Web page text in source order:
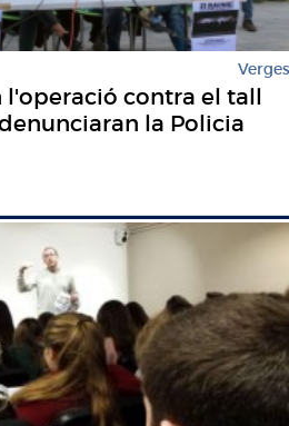
Verges
l'operació contra el tall
la Policia